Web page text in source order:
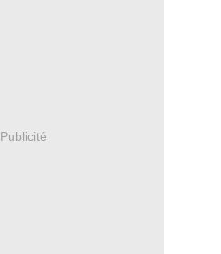
Publicité